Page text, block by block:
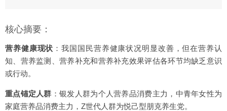
核心摘要：
营养健康现状 ：我国国民营养健康状况明显改善，但在营养认
知、营养监测、营养补充和营养补充效果评估各环节均缺乏意识
或行动。
重点锚定人群 ：银发人群为个人营养品消费主力，中青年女性为
家庭营养品消费主力，Z世代人群为悦己型朋克养生党。